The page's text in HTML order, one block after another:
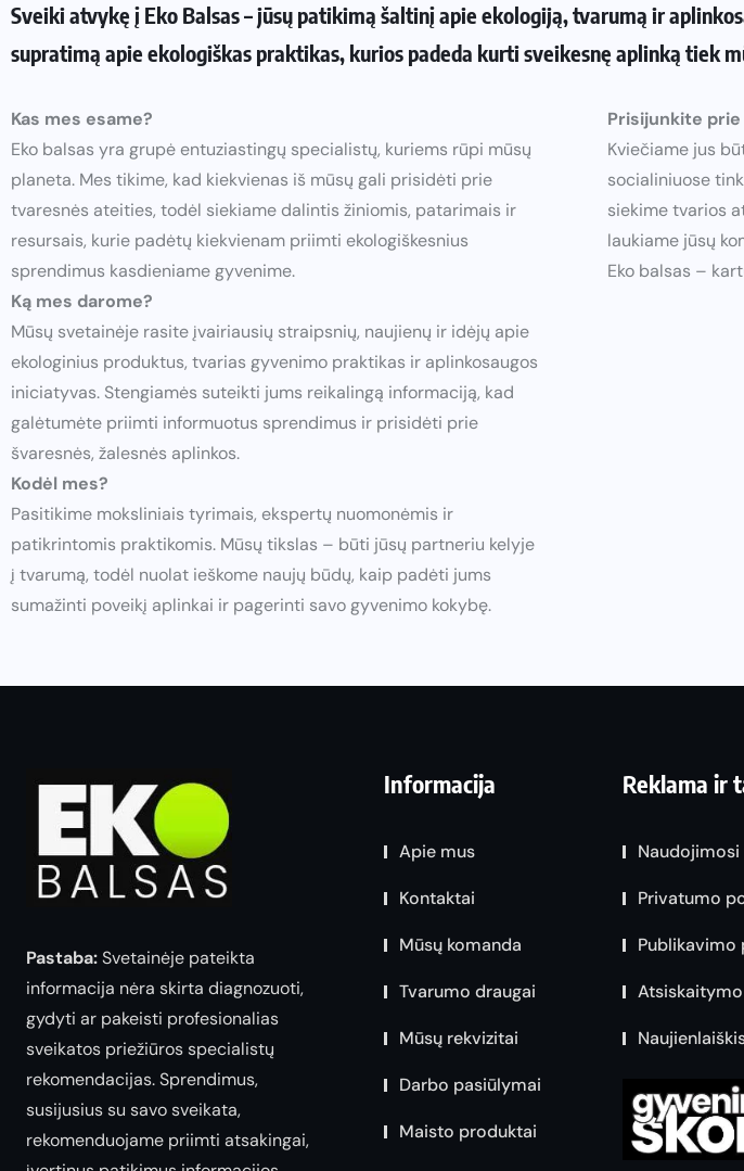
Sveiki atvykę į Eko Balsas – jūsų patikimą šaltinį apie ekologiją, tvarumą ir
supratimą apie ekologiškas praktikas, kurios padeda kurti sveikesnę aplinką tiek
Kas mes esame?
Eko balsas yra grupė entuziastingų specialistų, kuriems rūpi mūsų
planeta. Mes tikime, kad kiekvienas iš mūsų gali prisidėti prie
tvaresnės ateities, todėl siekiame dalintis žiniomis, patarimais ir
resursais, kurie padėtų kiekvienam priimti ekologiškesnius
sprendimus kasdieniame gyvenime.
Ką mes darome?
Mūsų svetainėje rasite įvairiausių straipsnių, naujienų ir idėjų apie
ekologinius produktus, tvarias gyvenimo praktikas ir aplinkosaugos
iniciatyvas. Stengiamės suteikti jums reikalingą informaciją, kad
galėtumėte priimti informuotus sprendimus ir prisidėti prie
švaresnės, žalesnės aplinkos.
Kodėl mes?
Pasitikime moksliniais tyrimais, ekspertų nuomonėmis ir
patikrintomis praktikomis. Mūsų tikslas – būti jūsų partneriu kelyje
į tvarumą, todėl nuolat ieškome naujų būdų, kaip padėti jums
sumažinti poveikį aplinkai ir pagerinti savo gyvenimo kokybę.
Prisijunkite prie
Kviečiame jus
socialiniuose
siekime tvarios
laukiame jūsų
Eko balsas –
Pastaba:Svetainėje pateikta
informacija nėra skirta diagnozuoti,
gydyti ar pakeisti profesionalias
sveikatos priežiūros specialistų
rekomendacijas. Sprendimus,
susijusius su savo sveikata,
rekomenduojame priimti atsakingai,
Informacija
Apie mus
Kontaktai
Mūsų komanda
Tvarumo draugai
Mūsų rekvizitai
Darbo pasiūlymai
Maisto produktai
Reklama ir
Privatumo
Publikavimo